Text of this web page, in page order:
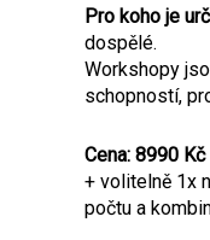
Pro koho je
dospělé.
Workshopy
schopností,
Cena:8990 Kč
+ volitelně 1x
počtu a